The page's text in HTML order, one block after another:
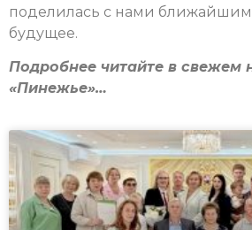
поделилась с нами
будущее.
Подробнее читайте в свежем
«Пинежье»…